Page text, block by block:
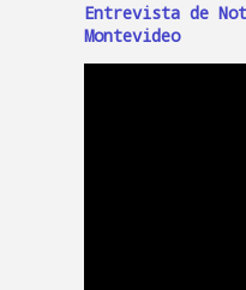
Entrevista de
Montevideo